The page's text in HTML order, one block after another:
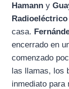
Hamann y
Radioeléctrico
casa.
encerrado en
comenzado
las llamas, los
inmediato para